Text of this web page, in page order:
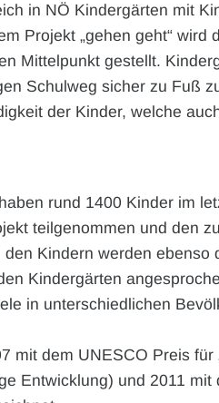
in NÖ Kindergärten mit
Projekt „gehen geht“ wird
Mittelpunkt gestellt.
Schulweg sicher zu Fuß
der Kinder, welche
rund 1400 Kinder im
teilgenommen und den
Kindern werden ebenso
Kindergärten
in unterschiedlichen
mit dem UNESCO Preis für
Entwicklung) und 2011 mit